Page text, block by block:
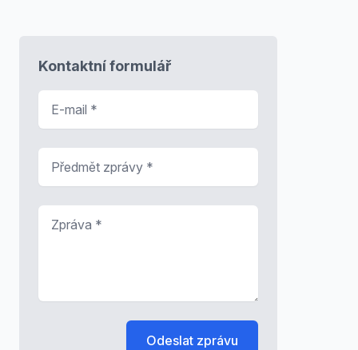
Kontaktní formulář
Odeslat zprávu